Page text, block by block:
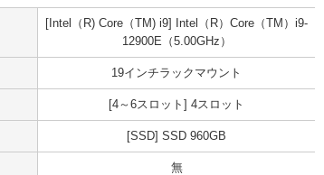
[Intel（R) Core（TM) i9] Intel（R）Core（TM）i9-
12900E（5.00GHz）
19インチラックマウント
[4～6スロット] 4スロット
[SSD] SSD 960GB
無